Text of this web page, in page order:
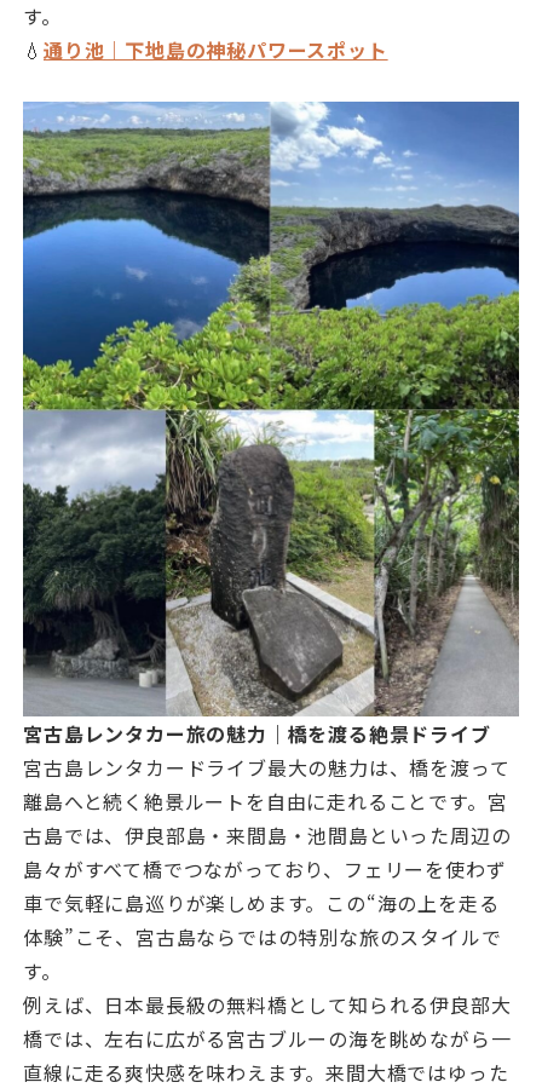
す。
💧 通り池｜下地島の神秘パワースポット
宮古島レンタカー旅の魅力｜橋を渡る絶景ドライブ
宮古島レンタカードライブ最大の魅力は、橋を渡って
離島へと続く絶景ルートを自由に走れることです。宮
古島では、伊良部島・来間島・池間島といった周辺の
島々がすべて橋でつながっており、フェリーを使わず
車で気軽に島巡りが楽しめます。この“海の上を走る
体験”こそ、宮古島ならではの特別な旅のスタイルで
す。
例えば、日本最長級の無料橋として知られる伊良部大
橋では、左右に広がる宮古ブルーの海を眺めながら一
直線に走る爽快感を味わえます。来間大橋ではゆった